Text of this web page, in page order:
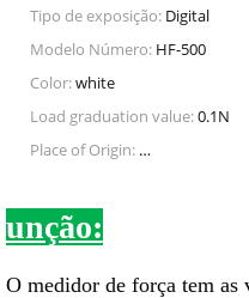
Tipo de exposição: Digital
Modelo Número: HF-500
Color:white
Load graduation value:0.1N
Place of Origin:
Zhejiang,
unção:
O medidor de força tem as